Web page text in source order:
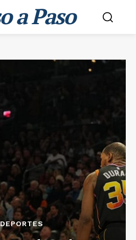
a Paso
DEPORTES